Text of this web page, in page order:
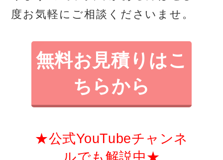
度お気軽にご相談くださいませ。
無料お見積りはこ
ちらから
★公式YouTubeチャンネ